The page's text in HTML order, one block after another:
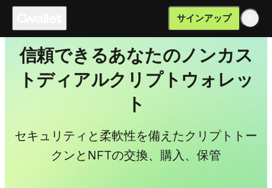
サインアップ
信頼できるあなたのノンカス
トディアルクリプトウォレッ
ト
セキュリティと柔軟性を備えたクリプトトー
クンとNFTの交換、購入、保管